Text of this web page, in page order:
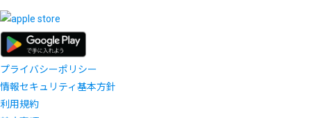
プライバシーポリシー
情報セキュリティ基本方針
利用規約